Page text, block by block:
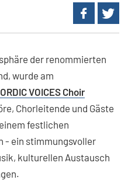
der renommierten
wurde am
VOICES Choir
Chorleitende und Gäste
festlichen
- ein stimmungsvoller
kulturellen Austausch